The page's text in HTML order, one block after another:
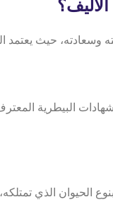
حيث يعتمد
البيطرية المعترف
الحيوان الذي